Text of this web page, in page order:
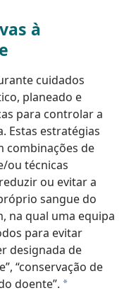
à
cuidados
planeado e
para controlar a
Estas estratégias
combinações de
ou técnicas
ou evitar a
sangue do
na qual uma equipa
para evitar
designada de
“conservação de
doente”. a